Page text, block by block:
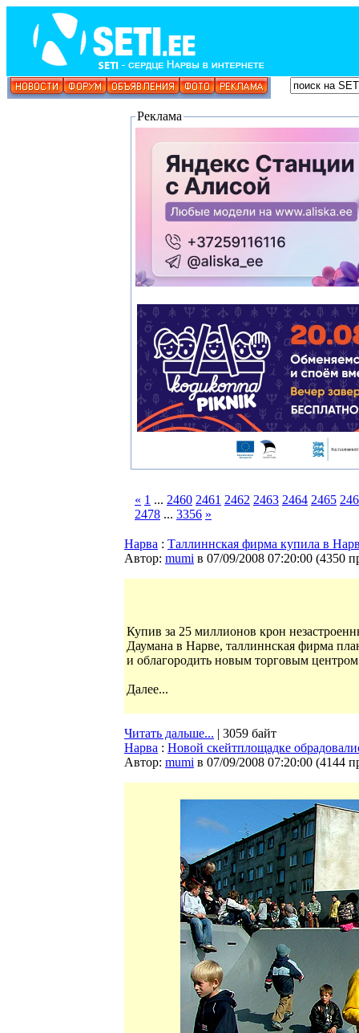
Реклама
« 1 ... 2460 2461 2462 2463 2464 2465
2478 ... 3356 »
Нарва : Таллиннская фирма купила в
Автор: mumi в 07/09/2008 07:20:00 (4350
Купив за 25 миллионов крон
Даумана в Нарве, таллиннская фирма
и облагородить новым торговым
Далее...
Читать дальше... | 3059 байт
Нарва : Новой скейтплощадке
Автор: mumi в 07/09/2008 07:20:00 (4144